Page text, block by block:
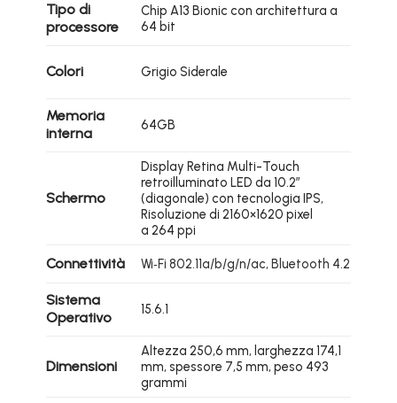
Tipo di
processore
Chip A13 Bionic con architettura a
64 bit
Colori Grigio Siderale
Memoria
interna
64GB
Schermo
Display Retina Multi-Touch
retroilluminato LED da 10.2″
(diagonale) con tecnologia IPS,
Risoluzione di 2160×1620 pixel
a 264 ppi
Connettività Wi‑Fi 802.11a/b/g/n/ac, Bluetooth 4.2
Sistema
Operativo
15.6.1
Dimensioni
Altezza 250,6 mm, larghezza 174,1
mm, spessore 7,5 mm, peso 493
grammi